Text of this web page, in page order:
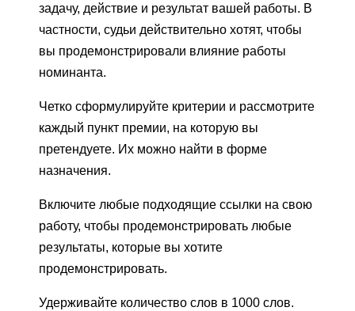
задачу, действие и результат вашей работы. В
частности, судьи действительно хотят, чтобы
вы продемонстрировали влияние работы
номинанта.
Четко сформулируйте критерии и рассмотрите
каждый пункт премии, на которую вы
претендуете. Их можно найти в форме
назначения.
Включите любые подходящие ссылки на свою
работу, чтобы продемонстрировать любые
результаты, которые вы хотите
продемонстрировать.
Удерживайте количество слов в 1000 слов.